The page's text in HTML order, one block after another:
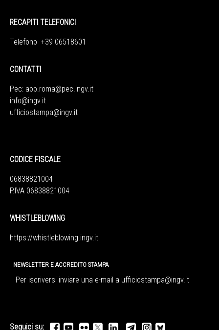
RECAPITI TELEFONICI
Telefono +39 06518601
CONTATTI
Pec: aoo.roma@pec.ingv.it
info@ingv.it
ufficiostampa@ingv.it
CODICE FISCALE
06838821004
P.IVA 06838821004
WHISTLEBLOWING
https://whistleblowing.ingv.it
NEWSLETTER E ACCREDITO STAMPA
Per iscriversi inviare una e-mail a ufficiostampa@ingv.it
Seguici su: